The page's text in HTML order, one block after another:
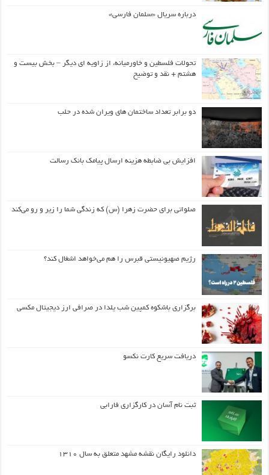
درباره سریال «سلمان فارسی»
تحولات فلسطین و خاورمیانه، از زاویه ای دیگر – بخش بیست و
هشتم + نقد و توضیح
دو برابر تعداد ساختمان های ویران شده در حلب
افزایش بی ضابطه هزینه ارسال پیامک بانک رسالت
صلواتی برای حضرت زهرا (س) که زندگی شما را زیر و رو می‌کند
رژیم صهیونیستی قبرس را هم می‌خواهد اشغال کند؟
برگزاری باشکوه کمپین شب یلدا در صرافی ارز دیجیتال مکسی
دریافت سریع کارت نکسو
ثبت نام آسان در کارگزاری فارابی
دانلود رایگان نقشه مشهد متعلق به سال ۱۳۱۰